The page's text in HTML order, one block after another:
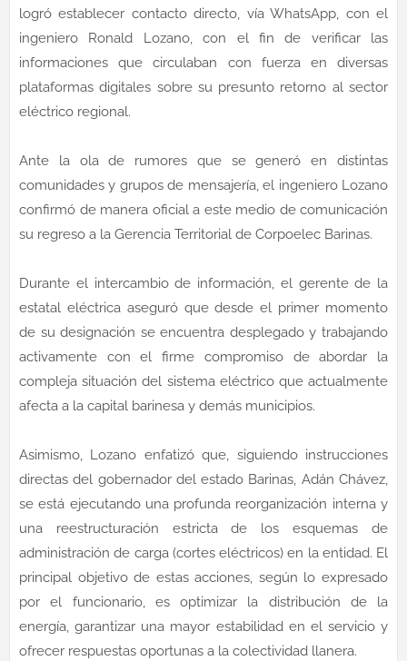
logró establecer contacto directo, vía WhatsApp, con el
ingeniero Ronald Lozano, con el fin de verificar las
informaciones que circulaban con fuerza en diversas
plataformas digitales sobre su presunto retorno al sector
eléctrico regional.
Ante la ola de rumores que se generó en distintas
comunidades y grupos de mensajería, el ingeniero Lozano
confirmó de manera oficial a este medio de comunicación
su regreso a la Gerencia Territorial de Corpoelec Barinas.
Durante el intercambio de información, el gerente de la
estatal eléctrica aseguró que desde el primer momento
de su designación se encuentra desplegado y trabajando
activamente con el firme compromiso de abordar la
compleja situación del sistema eléctrico que actualmente
afecta a la capital barinesa y demás municipios.
Asimismo, Lozano enfatizó que, siguiendo instrucciones
directas del gobernador del estado Barinas, Adán Chávez,
se está ejecutando una profunda reorganización interna y
una reestructuración estricta de los esquemas de
administración de carga (cortes eléctricos) en la entidad. El
principal objetivo de estas acciones, según lo expresado
por el funcionario, es optimizar la distribución de la
energía, garantizar una mayor estabilidad en el servicio y
ofrecer respuestas oportunas a la colectividad llanera.